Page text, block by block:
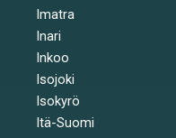
Imatra
Inari
Inkoo
Isojoki
Isokyrö
Itä-Suomi